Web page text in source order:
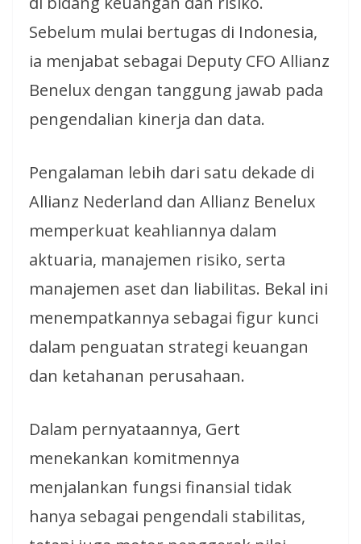
Sebelum mulai bertugas di Indonesia,
ia menjabat sebagai Deputy CFO Allianz
Benelux dengan tanggung jawab pada
pengendalian kinerja dan data.
Pengalaman lebih dari satu dekade di
Allianz Nederland dan Allianz Benelux
memperkuat keahliannya dalam
aktuaria, manajemen risiko, serta
manajemen aset dan liabilitas. Bekal ini
menempatkannya sebagai figur kunci
dalam penguatan strategi keuangan
dan ketahanan perusahaan.
Dalam pernyataannya, Gert
menekankan komitmennya
menjalankan fungsi finansial tidak
hanya sebagai pengendali stabilitas,